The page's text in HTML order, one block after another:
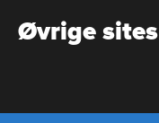
Øvrige sites